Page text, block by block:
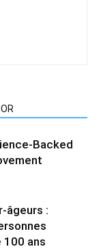
Backed
âgeurs :
100 ans